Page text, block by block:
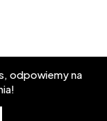
odpowiemy na